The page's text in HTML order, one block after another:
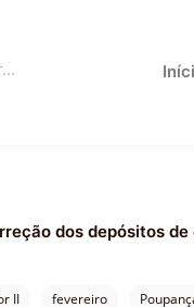
dos depósitos
II fevereiro